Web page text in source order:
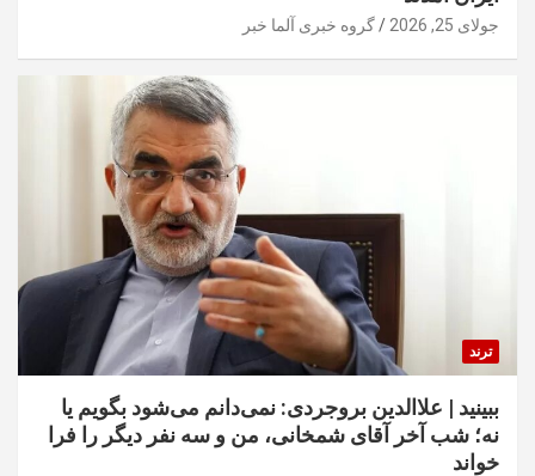
جولای 25, 2026 گروه خبری آلما خبر
ترند
ببینید | علاالدین بروجردی: نمی‌دانم می‌شود بگویم یا
نه؛ شب آخر آقای شمخانی، من و سه نفر دیگر را فرا
خواند